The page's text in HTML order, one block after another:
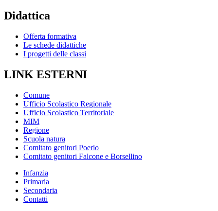
Didattica
Offerta formativa
Le schede didattiche
I progetti delle classi
LINK ESTERNI
Comune
Ufficio Scolastico Regionale
Ufficio Scolastico Territoriale
MIM
Regione
Scuola natura
Comitato genitori Poerio
Comitato genitori Falcone e Borsellino
Infanzia
Primaria
Secondaria
Contatti